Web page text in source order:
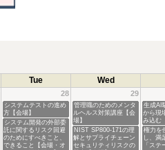
Tue Wed
28 29
システムテストの進め
方【会場】
管理職のためのメンタ
ルヘルス対策講座【会
場】
生成AI
から現
み込む
システム開発の外部委
託に関するリスク回避
のためにすべきこと、
できること【会場・オ
NIST SP800-171の理
解とサプライチェーン
セキュリティリスクの
権力を
し、満
「ス